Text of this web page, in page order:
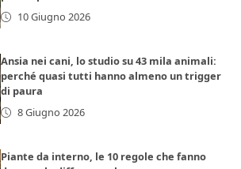
10 Giugno 2026
Ansia nei cani, lo studio su 43 mila animali:
perché quasi tutti hanno almeno un trigger
di paura
8 Giugno 2026
Piante da interno, le 10 regole che fanno